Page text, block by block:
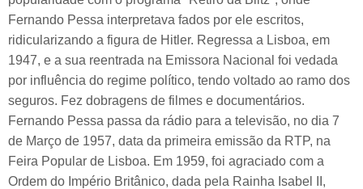
Fernando Pessa interpretava fados por ele escritos,
ridicularizando a figura de Hitler. Regressa a Lisboa, em
1947, e a sua reentrada na Emissora Nacional foi vedada
por influência do regime político, tendo voltado ao ramo dos
seguros. Fez dobragens de filmes e documentários.
Fernando Pessa passa da rádio para a televisão, no dia 7
de Março de 1957, data da primeira emissão da RTP, na
Feira Popular de Lisboa. Em 1959, foi agraciado com a
Ordem do Império Britânico, dada pela Rainha Isabel II,